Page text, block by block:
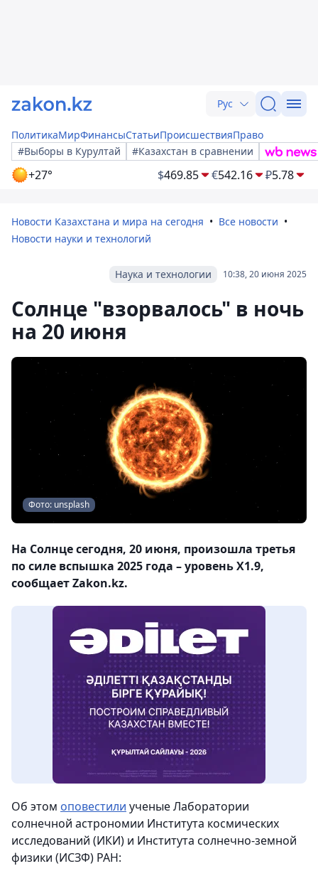
Рус
ПолитикаМирФинансыСтатьиПроисшествияПраво
#Выборы в Курултай
#Казахстан в сравнении
+27° $469.85 €542.16 ₽5.78
Новости Казахстана и мира на сегодня
Все новости
Новости науки и технологий
10:38, 20 июня 2025
Наука и технологии
Солнце "взорвалось" в ночь
на 20 июня
Фото: unsplash
На Солнце сегодня, 20 июня, произошла третья
по силе вспышка 2025 года – уровень X1.9,
сообщает Zakon.kz.
Об этом оповестили ученые Лаборатории
солнечной астрономии Института космических
исследований (ИКИ) и Института солнечно-земной
физики (ИСЗФ) РАН: